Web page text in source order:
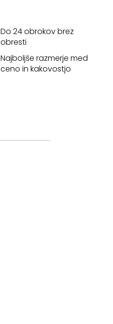
Do 24 obrokov brez
obresti
Najboljše razmerje med
ceno in kakovostjo